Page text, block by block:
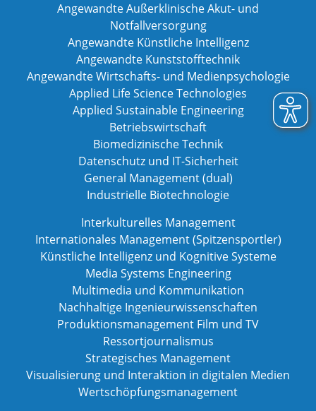
Angewandte Außerklinische Akut- und
Notfallversorgung
Angewandte Künstliche Intelligenz
Angewandte Kunststofftechnik
Angewandte Wirtschafts- und Medienpsychologie
Applied Life Science Technologies
Applied Sustainable Engineering
Betriebswirtschaft
Biomedizinische Technik
Datenschutz und IT-Sicherheit
General Management (dual)
Industrielle Biotechnologie
Interkulturelles Management
Internationales Management (Spitzensportler)
Künstliche Intelligenz und Kognitive Systeme
Media Systems Engineering
Multimedia und Kommunikation
Nachhaltige Ingenieurwissenschaften
Produktionsmanagement Film und TV
Ressortjournalismus
Strategisches Management
Visualisierung und Interaktion in digitalen Medien
Wertschöpfungsmanagement